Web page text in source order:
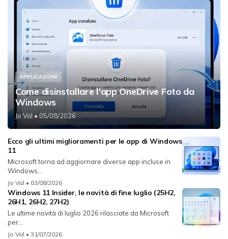
APPLICAZIONI
Come disinstallare l'app OneDrive Foto da
Windows
Jo Val • 05/08/2026
Ecco gli ultimi miglioramenti per le app di Windows
11
Microsoft torna ad aggiornare diverse app incluse in
Windows...
Jo Val • 03/08/2026
Windows 11 Insider, le novità di fine luglio (25H2,
26H1, 26H2, 27H2)
Le ultime novità di luglio 2026 rilasciate da Microsoft
per...
Jo Val • 31/07/2026